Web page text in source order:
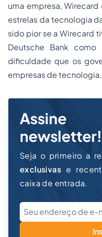
uma empresa,
estrelas da tecnologia
sido pior se a Wirecard
Deutsche Bank
dificuldade que os
empresas de
newsletter!
Seja o primeiro a
exclusivas e
caixa de entrada.